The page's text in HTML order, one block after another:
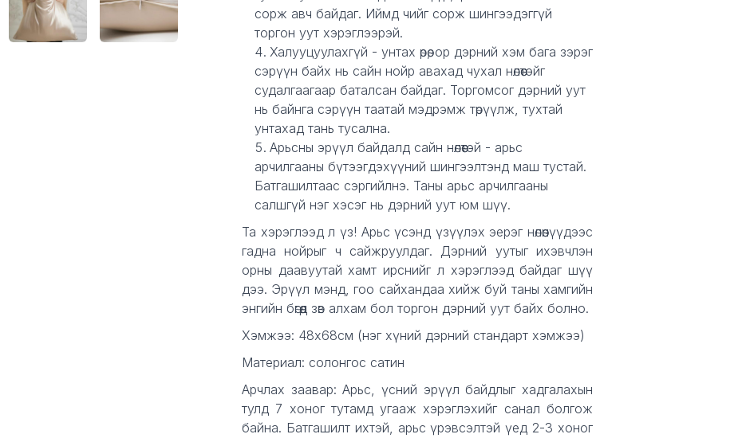
сорж авч байдаг. Иймд чийг сорж шингээдэггүй
торгон уут хэрэглээрэй.
Халууцуулахгүй - унтах өрөө, ор дэрний хэм бага зэрэг
сэрүүн байх нь сайн нойр авахад чухал нөлөөтэйг
судалгаагаар баталсан байдаг. Торгомсог дэрний уут
нь байнга сэрүүн таатай мэдрэмж төрүүлж, тухтай
унтахад тань тусална.
Арьсны эрүүл байдалд сайн нөлөөтэй - арьс
арчилгааны бүтээгдэхүүний шингээлтэнд маш тустай.
Батгашилтаас сэргийлнэ. Таны арьс арчилгааны
салшгүй нэг хэсэг нь дэрний уут юм шүү.
Та хэрэглээд л үз! Арьс үсэнд үзүүлэх эерэг нөлөөнүүдээс
гадна нойрыг ч сайжруулдаг. Дэрний уутыг ихэвчлэн
орны даавуутай хамт ирснийг л хэрэглээд байдаг шүү
дээ. Эрүүл мэнд, гоо сайхандаа хийж буй таны хамгийн
энгийн бөгөөд зөв алхам бол торгон дэрний уут байх болно.
Хэмжээ: 48x68см (нэг хүний дэрний стандарт хэмжээ)
Материал: солонгос сатин
Арчлах заавар: Арьс, үсний эрүүл байдлыг хадгалахын
тулд 7 хоног тутамд угааж хэрэглэхийг санал болгож
байна. Батгашилт ихтэй, арьс үрэвсэлтэй үед 2-3 хоног